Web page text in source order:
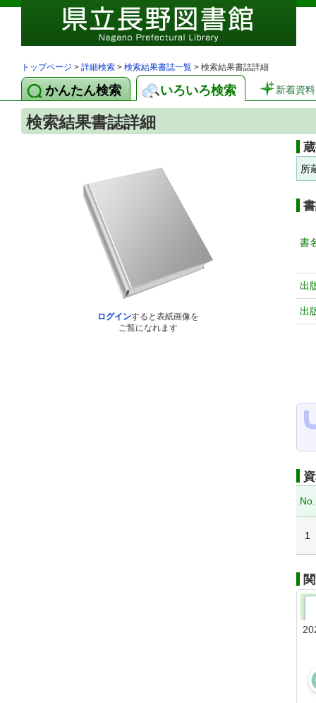
トップページ > 詳細検索 > 検索結果書誌一覧 > 検索結果書誌詳細
かんたん検索 いろいろ検索 新着資料
検索結果書誌詳細
ログインすると表紙画像を
ご覧になれます
所
書
出
出
No.
1